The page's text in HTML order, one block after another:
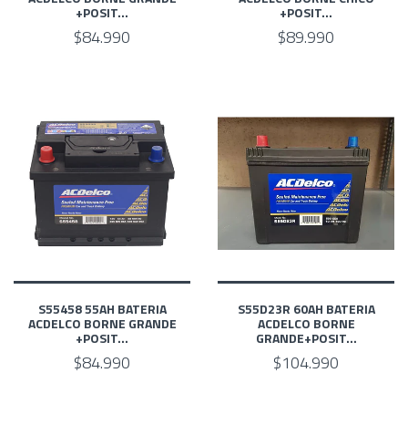
+POSIT...
$84.990
+POSIT...
$89.990
S55458 55AH BATERIA
ACDELCO BORNE GRANDE
+POSIT...
$84.990
S55D23R 60AH BATERIA
ACDELCO BORNE
GRANDE+POSIT...
$104.990